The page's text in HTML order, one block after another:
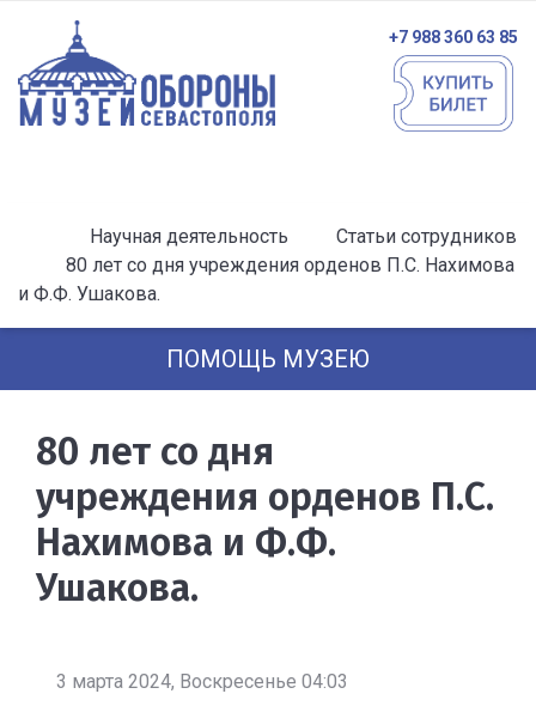
+7 988 360 63 85
Научная деятельность
Статьи сотрудников
80 лет со дня учреждения орденов П.С. Нахимова
и Ф.Ф. Ушакова.
ПОМОЩЬ МУЗЕЮ
80 лет со дня
учреждения орденов П.С.
Нахимова и Ф.Ф.
Ушакова.
3 марта 2024, Воскресенье 04:03